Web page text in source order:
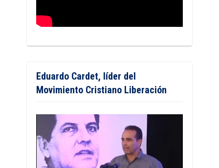
Eduardo Cardet, líder del
Movimiento Cristiano Liberación